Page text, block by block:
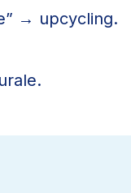
→ upcycling.